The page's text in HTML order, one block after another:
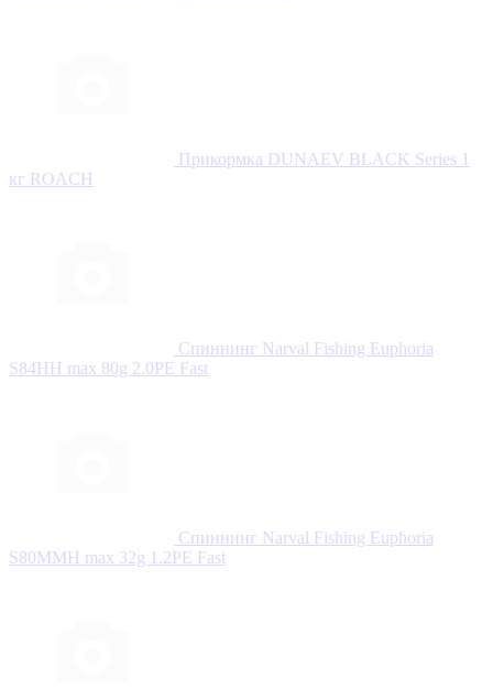
Прикормка DUNAEV BLACK Series 1
кг ROАCH
Спиннинг Narval Fishing Euphoria
S84HH max 80g 2.0PE Fast
Спиннинг Narval Fishing Euphoria
S80MMH max 32g 1.2PE Fast